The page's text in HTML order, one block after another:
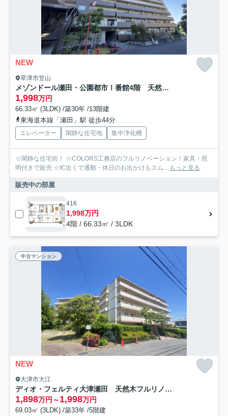
NEW
草津市笠山
メゾンドール瀬田・公園都市Ⅰ番館4階 天然木フルリノベーション
1,998万円
66.33㎡ (3LDK) /築30年 /13階建
東海道本線「瀬田」駅 徒歩44分
エレベーター 閑静な住宅地 集中浄化槽
☆閑静な住宅街！ ☆COLORS工務店のフルリノベーション！家具・照
明付きで販売 ☆IC近くで通勤・休日のお出かけもスム... もっと見る
販売中の部屋
416
1,998万円
4階 / 66.33㎡ / 3LDK
中古マンション
NEW
大津市大江
ディオ・フェルティ大津瀬田 天然木フルリノベーション
1,898万円～1,998万円
69.03㎡ (3LDK) /築33年 /5階建